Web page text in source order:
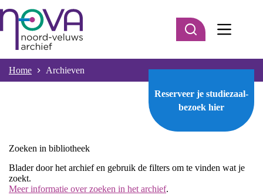
naar
inhoud
Home Archieven
Reserveer je studiezaal-
bezoek hier
Zoeken in bibliotheek
Blader door het archief en gebruik de filters om te vinden wat je
zoekt.
Meer informatie over zoeken in het archief.